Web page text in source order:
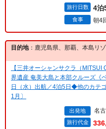
旅行日数 4泊
食事 朝4
目的地：鹿児島県、那覇、本島リゾ
【三井オーシャンサクラ（
界遺産 奄美大島と本部クルーズ《
日（水）出航／4泊5日◆他のカテ
1月〕
出発地 名
旅行代金